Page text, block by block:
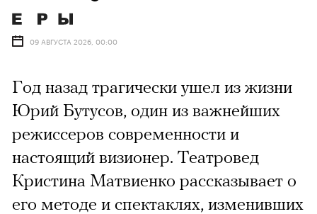
09 АВГУСТА 2026, 00:00
Год назад трагически ушел из жизни
Юрий Бутусов, один из важнейших
режиссеров современности и
настоящий визионер. Театровед
Кристина Матвиенко рассказывает о
его методе и спектаклях, изменивших